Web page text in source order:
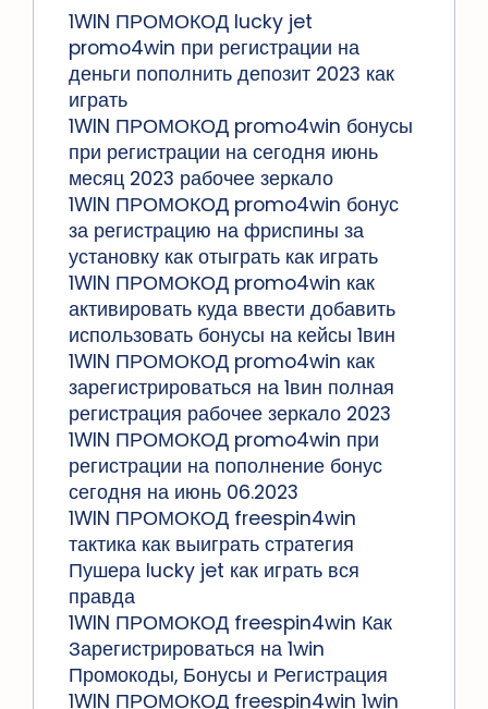
1WIN ПРОМОКОД lucky jet
promo4win при регистрации на
деньги пополнить депозит 2023 как
играть
1WIN ПРОМОКОД promo4win бонусы
при регистрации на сегодня июнь
месяц 2023 рабочее зеркало
1WIN ПРОМОКОД promo4win бонус
за регистрацию на фриспины за
установку как отыграть как играть
1WIN ПРОМОКОД promo4win как
активировать куда ввести добавить
использовать бонусы на кейсы 1вин
1WIN ПРОМОКОД promo4win как
зарегистрироваться на 1вин полная
регистрация рабочее зеркало 2023
1WIN ПРОМОКОД promo4win при
регистрации на пополнение бонус
сегодня на июнь 06.2023
1WIN ПРОМОКОД freespin4win
тактика как выиграть стратегия
Пушера lucky jet как играть вся
правда
1WIN ПРОМОКОД freespin4win Как
Зарегистрироваться на 1win
Промокоды, Бонусы и Регистрация
1WIN ПРОМОКОД freespin4win 1win